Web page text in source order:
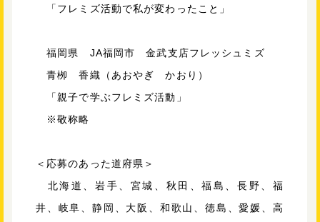
「フレミズ活動で私が変わったこと」
福岡県 JA福岡市 金武支店フレッシュミズ
青栁 香織（あおやぎ かおり）
「親子で学ぶフレミズ活動」
※敬称略
＜応募のあった道府県＞
北海道、岩手、宮城、秋田、福島、長野、福
井、岐阜、静岡、大阪、和歌山、徳島、愛媛、高